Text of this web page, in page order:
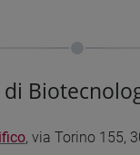
, via Torino 155,